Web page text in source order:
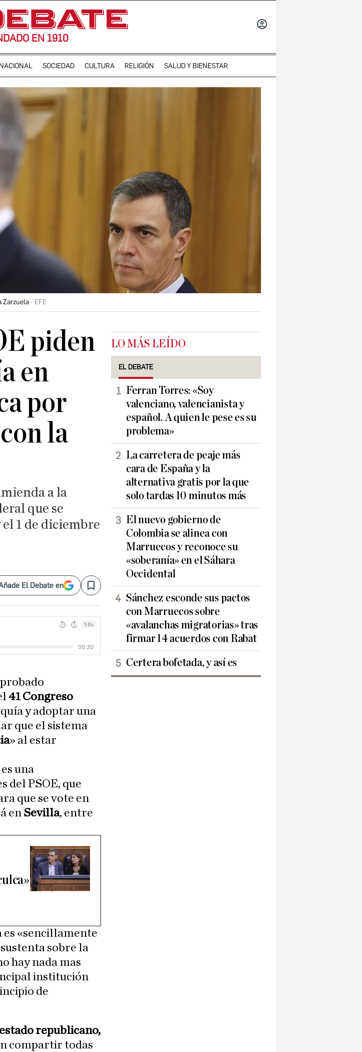
EN 1910
SOCIEDAD CULTURA RELIGIÓN SALUD Y BIENESTAR
Zarzuela EFE
piden
en
por
la
a la
que se
1 de diciembre
El Debate en Save
41 Congreso
y adoptar una
que el sistema
» al estar
es una
del PSOE, que
que se vote en
en Sevilla, entre
es «sencillamente
sobre la
hay nada mas
institución
de
estado republicano,
compartir todas
LO MÁS LEÍDO
EL DEBATE
Ferran Torres: «Soy
valenciano, valencianista y
español. A quien le pese es su
problema»
La carretera de peaje más
cara de España y la
alternativa gratis por la que
solo tardas 10 minutos más
El nuevo gobierno de
Colombia se alinea con
Marruecos y reconoce su
«soberanía» en el Sáhara
Occidental
Sánchez esconde sus pactos
con Marruecos sobre
«avalanchas migratorias» tras
firmar 14 acuerdos con Rabat
Certera bofetada, y así es